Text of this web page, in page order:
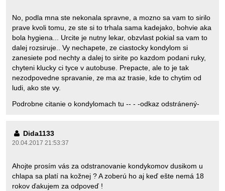
No, podla mna ste nekonala spravne, a mozno sa vam to sirilo
prave kvoli tomu, ze ste si to trhala sama kadejako, bohvie aka
bola hygiena... Urcite je nutny lekar, obzvlast pokial sa vam to
dalej rozsiruje.. Vy nechapete, ze ciastocky kondylom si
zanesiete pod nechty a dalej to sirite po kazdom podani ruky,
chyteni klucky ci tyce v autobuse. Prepacte, ale to je tak
nezodpovedne spravanie, ze ma az trasie, kde to chytim od
ludi, ako ste vy.
Podrobne citanie o kondylomach tu -- - -odkaz odstránený-
Dida1133
20.04.2017 21:53:37
Ahojte prosím vás za odstranovanie kondykomov dusikom u
chlapa sa platí na kožnej ? A zoberú ho aj keď ešte nemá 18
rokov ďakujem za odpoveď !